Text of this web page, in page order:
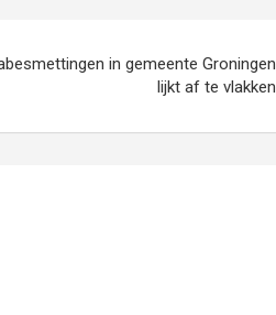
in gemeente Groningen
lijkt af te vlakken